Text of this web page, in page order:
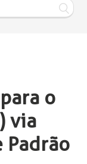
o
via
Padrão